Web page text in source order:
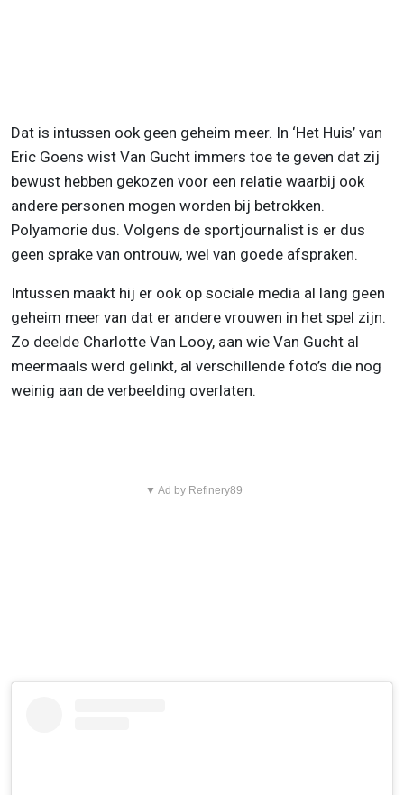
Dat is intussen ook geen geheim meer. In ‘Het Huis’ van
Eric Goens wist Van Gucht immers toe te geven dat zij
bewust hebben gekozen voor een relatie waarbij ook
andere personen mogen worden bij betrokken.
Polyamorie dus. Volgens de sportjournalist is er dus
geen sprake van ontrouw, wel van goede afspraken.
Intussen maakt hij er ook op sociale media al lang geen
geheim meer van dat er andere vrouwen in het spel zijn.
Zo deelde Charlotte Van Looy, aan wie Van Gucht al
meermaals werd gelinkt, al verschillende foto’s die nog
weinig aan de verbeelding overlaten.
▼ Ad by Refinery89